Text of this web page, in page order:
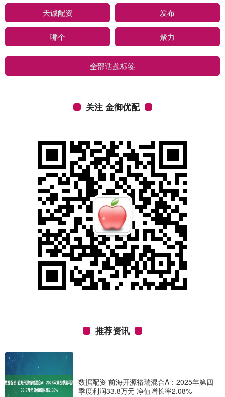
天诚配资 发布
哪个 聚力
全部话题标签
关注 金御优配
推荐资讯
数据配资 前海开源裕瑞混合A：2025年第四
季度利润33.8万元 净值增长率2.08%